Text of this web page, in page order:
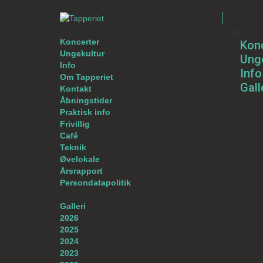
Info
Koncerter
Ungekultur
Info
Om Tapperiet
Kontakt
Åbningstider
Praktisk info
Frivillig
Café
Teknik
Øvelokale
Årsrapport
Persondatapolitik
Galleri
2026
2025
2024
2023